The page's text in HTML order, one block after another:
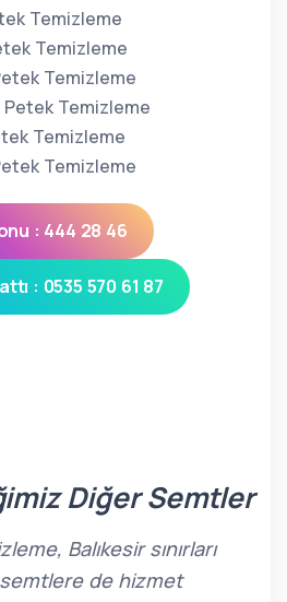
Temizleme
Temizleme
Temizleme
Temizleme
Temizleme
Temizleme
: 444 28 46
: 0535 570 61 87
Diğer Semtler
Balıkesir sınırları
de hizmet